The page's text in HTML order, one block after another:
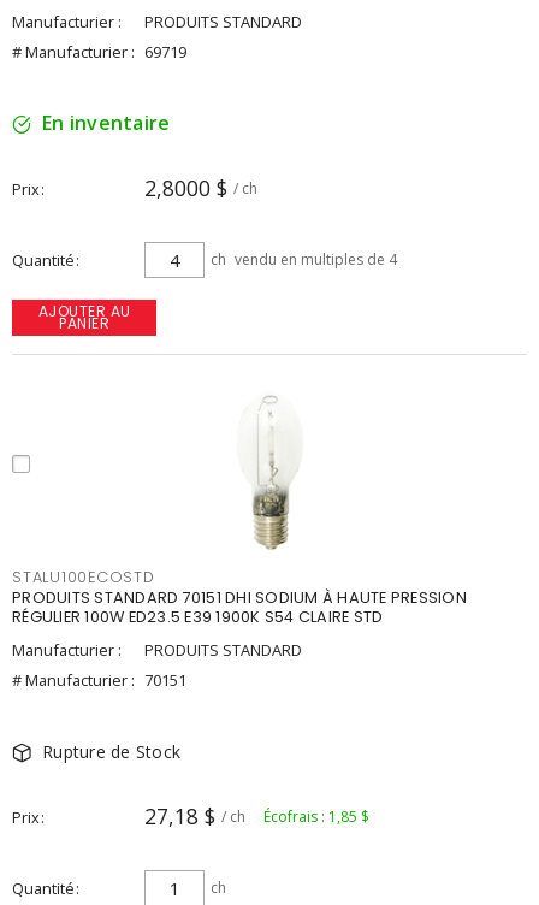
Manufacturier :
PRODUITS STANDARD
# Manufacturier : 69719
En inventaire
Prix 2,8000 $ / ch
Quantité ch vendu en multiples de 4
AJOUTER AU
PANIER
STALU100ECOSTD
PRODUITS STANDARD 70151 DHI SODIUM À HAUTE PRESSION
RÉGULIER 100W ED23.5 E39 1900K S54 CLAIRE STD
Manufacturier :
PRODUITS STANDARD
# Manufacturier : 70151
Rupture de Stock
Prix 27,18 $ / ch Écofrais : 1,85 $
Quantité ch